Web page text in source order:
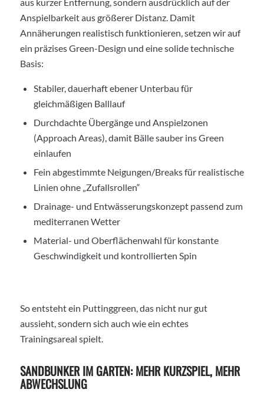
Anspielbarkeit aus größerer Distanz. Damit
Annäherungen realistisch funktionieren, setzen wir auf
ein präzises Green-Design und eine solide technische
Basis:
Stabiler, dauerhaft ebener Unterbau für
gleichmäßigen Balllauf
Durchdachte Übergänge und Anspielzonen
(Approach Areas), damit Bälle sauber ins Green
einlaufen
Fein abgestimmte Neigungen/Breaks für realistische
Linien ohne „Zufallsrollen“
Drainage- und Entwässerungskonzept passend zum
mediterranen Wetter
Material- und Oberflächenwahl für konstante
Geschwindigkeit und kontrollierten Spin
So entsteht ein Puttinggreen, das nicht nur gut
aussieht, sondern sich auch wie ein echtes
Trainingsareal spielt.
SANDBUNKER IM GARTEN: MEHR KURZSPIEL, MEHR
ABWECHSLUNG